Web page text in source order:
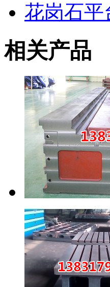
花岗石平
相关产品